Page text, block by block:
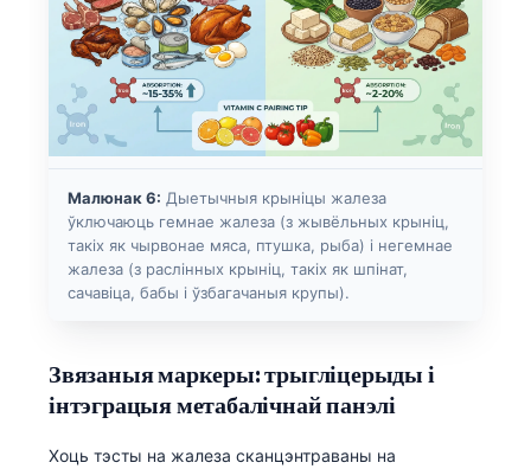
Малюнак 6: Дыетычныя крыніцы жалеза
ўключаюць гемнае жалеза (з жывёльных крыніц,
такіх як чырвонае мяса, птушка, рыба) і негемнае
жалеза (з раслінных крыніц, такіх як шпінат,
сачавіца, бабы і ўзбагачаныя крупы).
Звязаныя маркеры: трыгліцерыды і
інтэграцыя метабалічнай панэлі
Хоць тэсты на жалеза сканцэнтраваны на
Български
हिन्दी
Bahasa Indonesia
Հայերեն
Српски језик
Svenska
Bosanski
Azərbaycan dili